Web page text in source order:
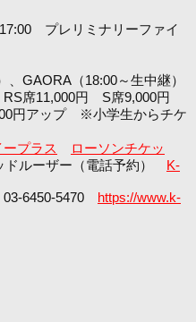
プレリミナリーファイ
、GAORA（18:00～生中継）
席11,000円 S席9,000円
円アップ ※小学生からチケ
ープラス
ローソンチケッ
ルーザー（電話予約） K-
6450-5470 https://www.k-